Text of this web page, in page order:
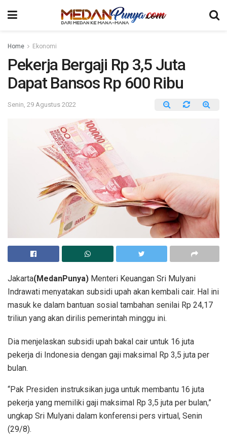
Home Ekonomi
Pekerja Bergaji Rp 3,5 Juta
Dapat Bansos Rp 600 Ribu
Senin, 29 Agustus 2022
Jakarta(MedanPunya) Menteri Keuangan Sri Mulyani
Indrawati menyatakan subsidi upah akan kembali cair. Hal ini
masuk ke dalam bantuan sosial tambahan senilai Rp 24,17
triliun yang akan dirilis pemerintah minggu ini.
Dia menjelaskan subsidi upah bakal cair untuk 16 juta
pekerja di Indonesia dengan gaji maksimal Rp 3,5 juta per
bulan.
“Pak Presiden instruksikan juga untuk membantu 16 juta
pekerja yang memiliki gaji maksimal Rp 3,5 juta per bulan,”
ungkap Sri Mulyani dalam konferensi pers virtual, Senin
(29/8).